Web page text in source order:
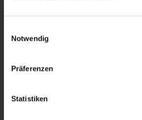
Notwendig
Präferenzen
Statistiken
Heckerdamm 230, 13627 Berlin |
Offene Kirche: Täglich 08-18 Uhr